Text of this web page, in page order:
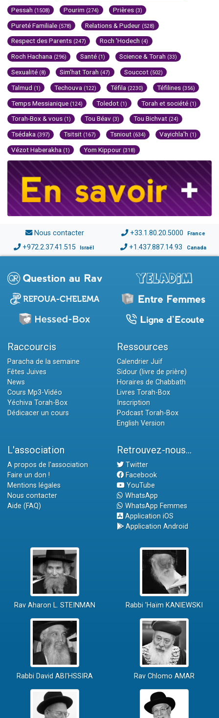
Pessah (1508) Pourim (274) Prières (3)
Pureté Familiale (578) Relations & Pudeur (528)
Respect des Parents (247) Roch 'Hodech (4)
Roch Hachana (296) Santé (1) Science & Torah (33)
Sexualité (8) Sim'hat Torah (47) Souccot (502)
Talmud (1) Techouva (122) Téfila (2230) Téfilines (356)
Temps Messianique (124) Toledot (1) Torah et société (1)
Torah-Box & vous (1) Tou Béav (3) Tou Bichvat (24)
Tsédaka (397) Tsitsit (167) Tsniout (634) Vayichla'h (1)
Vézot Haberakha (1) Yom Kippour (318)
Nous contacter +33.1.80.20.5000 France
+972.2.37.41.515 Israël +1.437.887.14.93 Canada
Raccourcis
Paracha de la semaine
Fêtes Juives
News
Cours Mp3-Vidéo
Yéchiva Torah-Box
Dédicacer un cours
Ressources
Calendrier Juif
Sidour (livre de prière)
Horaires de Chabbath
Livres Torah-Box
Inscription
Podcast Torah-Box
English Version
L'association
A propos de l'association
Faire un don !
Mentions légales
Nous contacter
Aide (FAQ)
Retrouvez-nous...
Twitter
Facebook
YouTube
WhatsApp
WhatsApp Femmes
Application iOS
Application Android
Rav Aharon L. STEINMAN Rabbi 'Haïm KANIEWSKI
Rabbi David ABI'HSSIRA Rav Chlomo AMAR